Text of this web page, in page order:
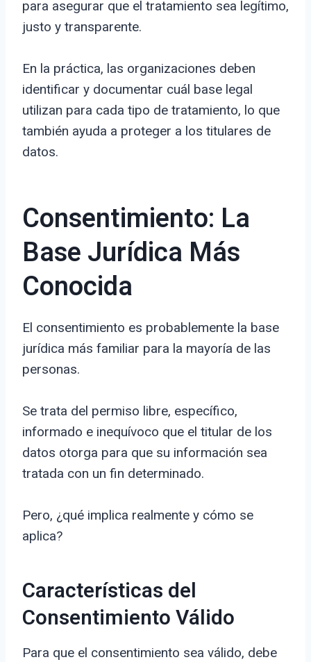
para asegurar que el tratamiento sea legítimo,
justo y transparente.
En la práctica, las organizaciones deben
identificar y documentar cuál base legal
utilizan para cada tipo de tratamiento, lo que
también ayuda a proteger a los titulares de
datos.
Consentimiento: La
Base Jurídica Más
Conocida
El consentimiento es probablemente la base
jurídica más familiar para la mayoría de las
personas.
Se trata del permiso libre, específico,
informado e inequívoco que el titular de los
datos otorga para que su información sea
tratada con un fin determinado.
Pero, ¿qué implica realmente y cómo se
aplica?
Características del
Consentimiento Válido
Para que el consentimiento sea válido, debe